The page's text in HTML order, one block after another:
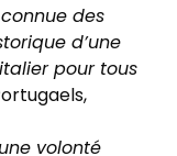
des
d’une
pour tous
volonté